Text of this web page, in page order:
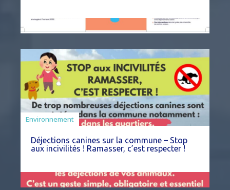
Environnement
Déjections canines sur la commune – Stop
aux incivilités ! Ramasser, c’est respecter !